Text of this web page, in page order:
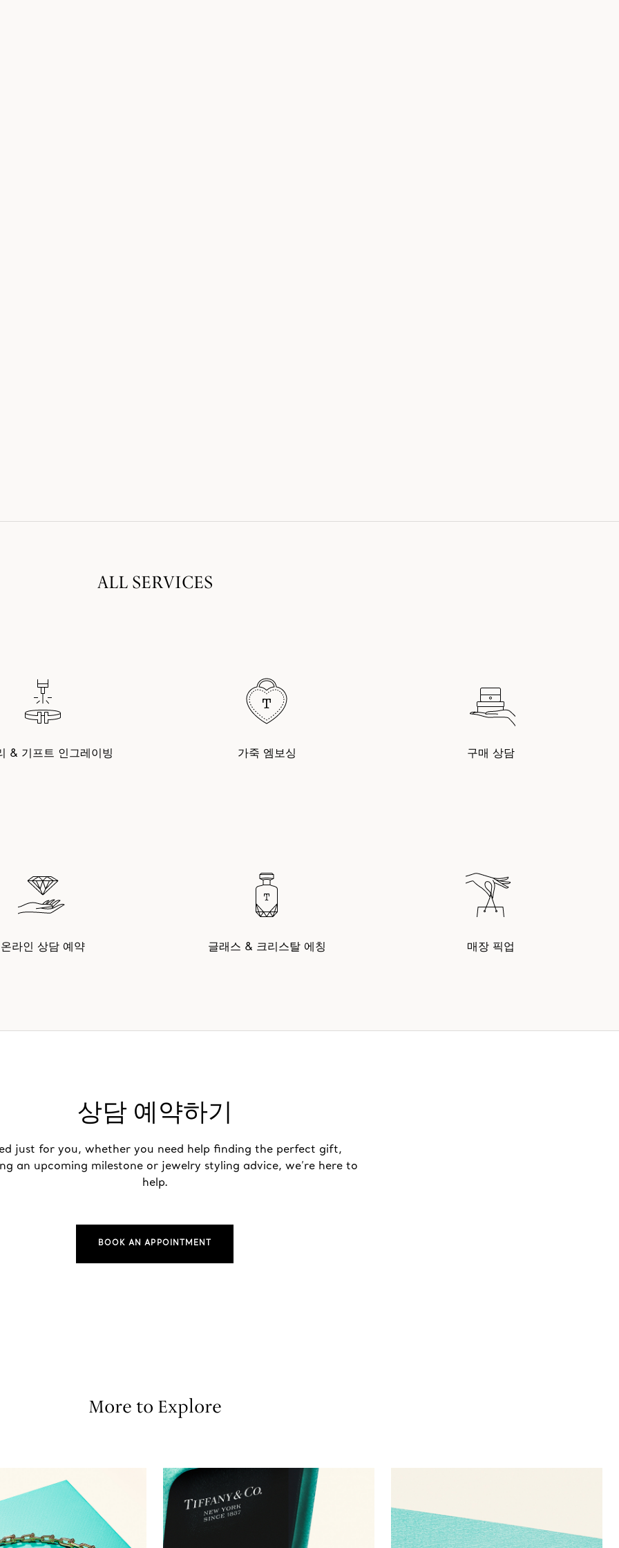
ALL SERVICES
& 기프트 인그레이빙 가죽 엠보싱 구매 상담
온라인 상담 예약 글래스 & 크리스탈 에칭 매장 픽업
상담 예약하기
just for you, whether you need help finding the perfect gift,
an upcoming milestone or jewelry styling advice, we’re here to
help.
BOOK AN APPOINTMENT
More to Explore